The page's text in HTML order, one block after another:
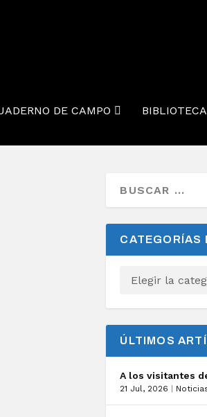
DE CAMPO
CATEGORÍAS
ÚLTIMOS
A los visitantes
21 Jul, 2026